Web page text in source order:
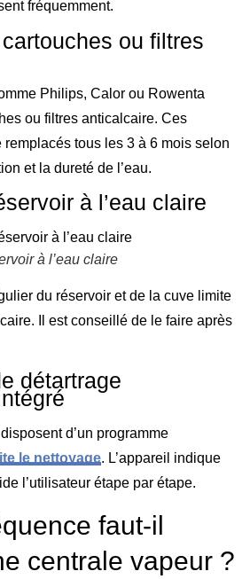
fréquemment.
ou filtres
Philips, Calor ou Rowenta
ou filtres anticalcaire. Ces
tous les 3 à 6 mois selon
et la dureté de l’eau.
à l’eau claire
à l’eau claire
du réservoir et de la cuve limite
Il est conseillé de le faire après
détartrage
d’un programme
le nettoyage. L’appareil indique
l’utilisateur étape par étape.
faut-il
centrale vapeur ?